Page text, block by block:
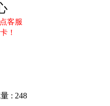
客服
！
: 248